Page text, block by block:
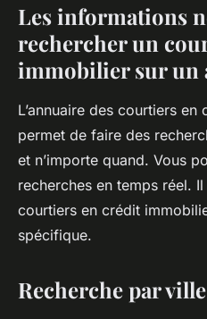
Les informations
rechercher un
immobilier sur un
L’annuaire des courtiers
permet de faire des
et n’importe quand. Vous
recherches en temps réel.
courtiers en crédit
spécifique.
Recherche par